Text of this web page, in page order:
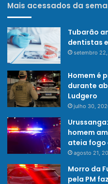
Mais acessados da
Tubarão
dentistas
setembro
Homem é
durante
Ludgero
julho 30,
homem
ateia fogo
agosto 21,
Morro da
pela PM